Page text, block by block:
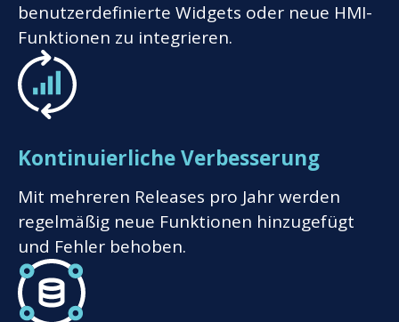
benutzerdefinierte Widgets oder neue HMI-
Funktionen zu integrieren.
Kontinuierliche Verbesserung
Mit mehreren Releases pro Jahr werden
regelmäßig neue Funktionen hinzugefügt
und Fehler behoben.